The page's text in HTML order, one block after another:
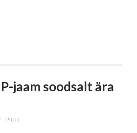
jaam soodsalt ära
/ PRIIT